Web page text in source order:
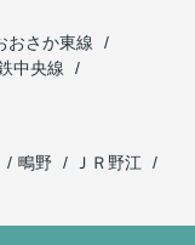
おさか東線
中央線
鴫野
ＪＲ野江